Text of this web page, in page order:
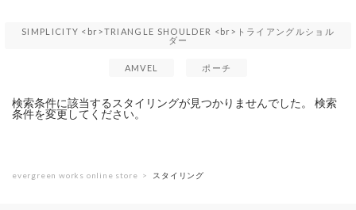
SIMPLICITY <br>TRIANGLE SHOULDER <br>トライアングルショル
ダー
AMVEL ポーチ
検索条件に該当するスタイリングが見つかりませんでした。 検索
条件を変更してください。
evergreen works online store スタイリング